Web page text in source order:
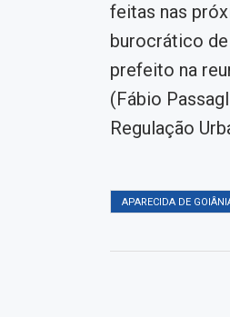
feitas nas
burocrático
prefeito na
(Fábio
Regulação
APARECIDA DE